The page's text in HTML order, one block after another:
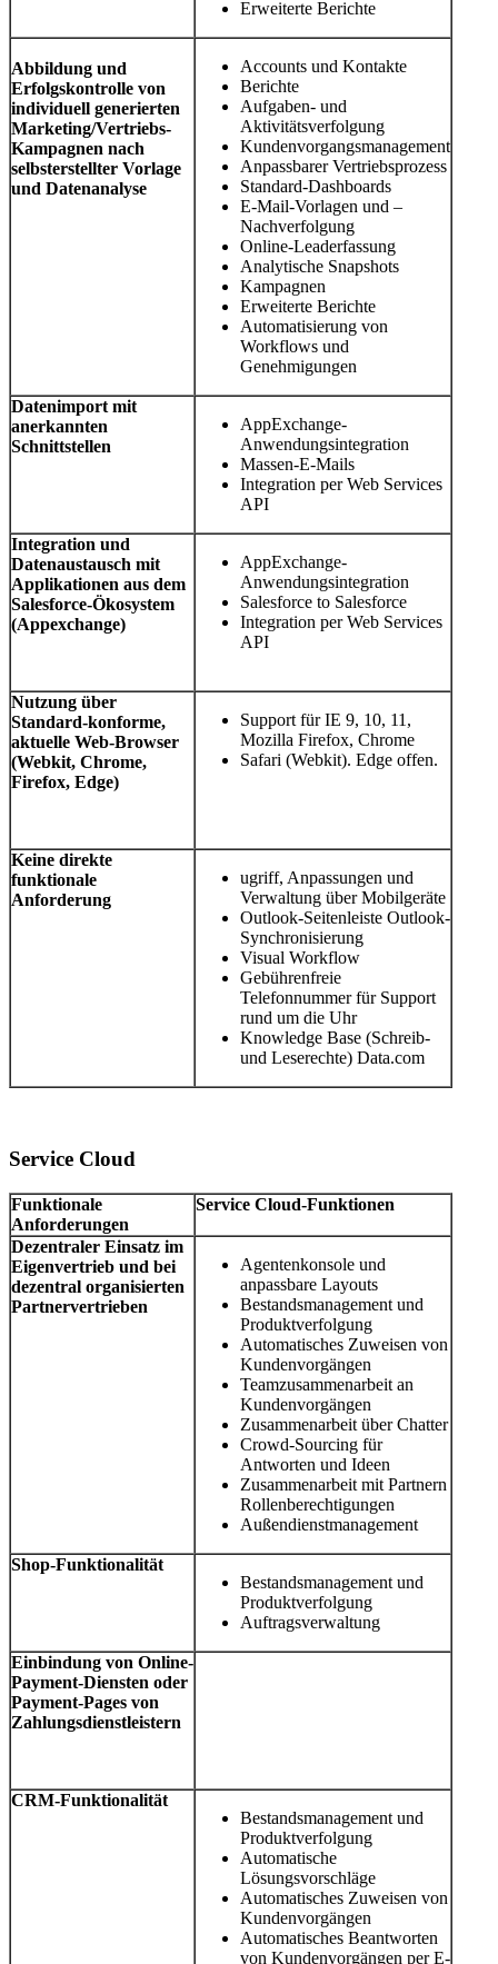
Erweiterte Berichte
Abbildung und
Erfolgskontrolle von
individuell generierten
Marketing/Vertriebs-
Kampagnen nach
selbsterstellter Vorlage
und Datenanalyse
Accounts und Kontakte
Berichte
Aufgaben- und
Aktivitätsverfolgung
Kundenvorgangsmanagement
Anpassbarer Vertriebsprozess
Standard-Dashboards
E-Mail-Vorlagen und –
Nachverfolgung
Online-Leaderfassung
Analytische Snapshots
Kampagnen
Erweiterte Berichte
Automatisierung von
Workflows und
Genehmigungen
Datenimport mit
anerkannten
Schnittstellen
AppExchange-
Anwendungsintegration
Massen-E-Mails
Integration per Web Services
API
Integration und
Datenaustausch mit
Applikationen aus dem
Salesforce-Ökosystem
(Appexchange)
AppExchange-
Anwendungsintegration
Salesforce to Salesforce
Integration per Web Services
API
Nutzung über
Standard-konforme,
aktuelle Web-Browser
(Webkit, Chrome,
Firefox, Edge)
Support für IE 9, 10, 11,
Mozilla Firefox, Chrome
Safari (Webkit). Edge offen.
Keine direkte
funktionale
Anforderung
ugriff, Anpassungen und
Verwaltung über Mobilgeräte
Outlook-Seitenleiste Outlook-
Synchronisierung
Visual Workflow
Gebührenfreie
Telefonnummer für Support
rund um die Uhr
Knowledge Base (Schreib-
und Leserechte) Data.com
Service Cloud
Funktionale
Anforderungen
Service Cloud-Funktionen
Dezentraler Einsatz im
Eigenvertrieb und bei
dezentral organisierten
Partnervertrieben
Agentenkonsole und
anpassbare Layouts
Bestandsmanagement und
Produktverfolgung
Automatisches Zuweisen von
Kundenvorgängen
Teamzusammenarbeit an
Kundenvorgängen
Zusammenarbeit über Chatter
Crowd-Sourcing für
Antworten und Ideen
Zusammenarbeit mit Partnern
Rollenberechtigungen
Außendienstmanagement
Shop-Funktionalität
Bestandsmanagement und
Produktverfolgung
Auftragsverwaltung
Einbindung von Online-
Payment-Diensten oder
Payment-Pages von
Zahlungsdienstleistern
CRM-Funktionalität
Bestandsmanagement und
Produktverfolgung
Automatische
Lösungsvorschläge
Automatisches Zuweisen von
Kundenvorgängen
Automatisches Beantworten
von Kundenvorgängen per E-